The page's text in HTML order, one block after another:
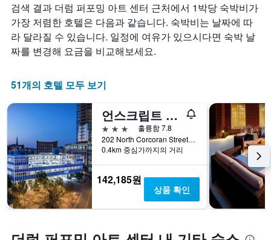
검색 결과 더럼 퍼포밍 아트 센터 근처에서 1박당 숙박비가
가장 저렴한 호텔은 다음과 같습니다. 숙박비는 날짜에 따
라 달라질 수 있습니다. 일정에 여유가 있으시다면 숙박 날
짜를 변경해 요금을 비교해보세요.
51개의 호텔 모두 보기
언스크립트 더럼
3성급
훌륭함 7.8
202 North Corcoran Street, 더럼, NC, 미국
0.4km 중심가까지의 거리
142,185원
상품 확인